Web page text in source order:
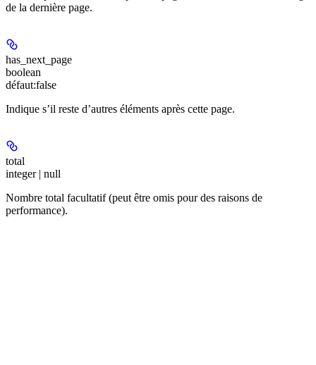
de la dernière page.
has_next_page
boolean
défaut:false
Indique s’il reste d’autres éléments après cette page.
total
integer | null
Nombre total facultatif (peut être omis pour des raisons de
performance).